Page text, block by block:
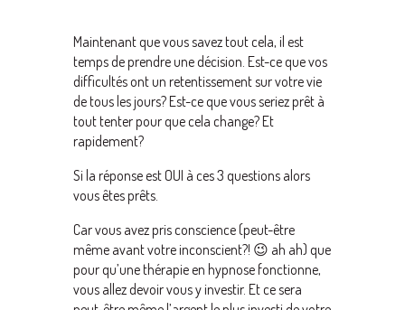
Maintenant que vous savez tout cela, il est
temps de prendre une décision. Est-ce que vos
difficultés ont un retentissement sur votre vie
de tous les jours? Est-ce que vous seriez prêt à
tout tenter pour que cela change? Et
rapidement?
Si la réponse est OUI à ces 3 questions alors
vous êtes prêts.
Car vous avez pris conscience (peut-être
même avant votre inconscient?! 😉 ah ah) que
pour qu’une thérapie en hypnose fonctionne,
vous allez devoir vous y investir. Et ce sera